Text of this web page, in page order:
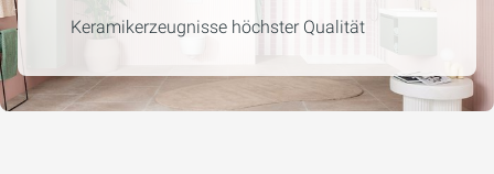
Keramikerzeugnisse höchster Qualität